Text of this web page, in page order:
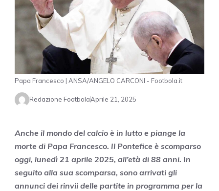
Papa Francesco | ANSA/ANGELO CARCONI - Footbola.it
Redazione FootbolaAprile 21, 2025
Anche il mondo del calcio è in lutto e piange la
morte di Papa Francesco. Il Pontefice è scomparso
oggi, lunedì 21 aprile 2025, all’età di 88 anni. In
seguito alla sua scomparsa, sono arrivati gli
annunci dei rinvii delle partite in programma per la